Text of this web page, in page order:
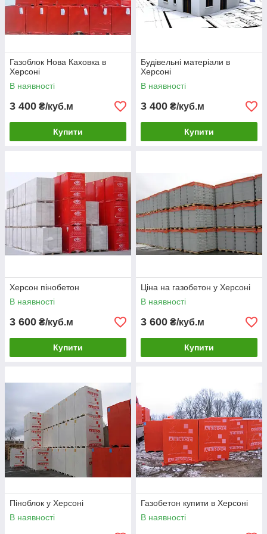
Газоблок Нова Каховка в
Херсоні
В наявності
3 400 ₴/куб.м
Купити
Будівельні матеріали в
Херсоні
В наявності
3 400 ₴/куб.м
Купити
Херсон пінобетон
В наявності
3 600 ₴/куб.м
Купити
Ціна на газобетон у Херсоні
В наявності
3 600 ₴/куб.м
Купити
Піноблок у Херсоні
В наявності
Газобетон купити в Херсоні
В наявності